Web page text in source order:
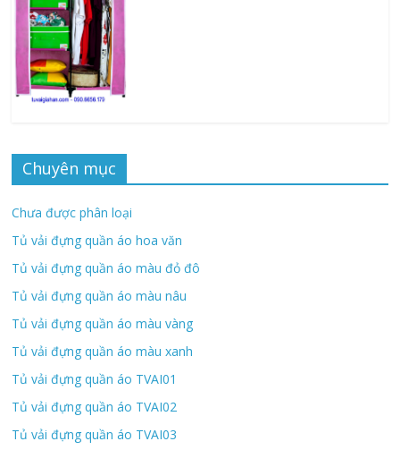
Chuyên mục
Chưa được phân loại
Tủ vải đựng quần áo hoa văn
Tủ vải đựng quần áo màu đỏ đô
Tủ vải đựng quần áo màu nâu
Tủ vải đựng quần áo màu vàng
Tủ vải đựng quần áo màu xanh
Tủ vải đựng quần áo TVAI01
Tủ vải đựng quần áo TVAI02
Tủ vải đựng quần áo TVAI03